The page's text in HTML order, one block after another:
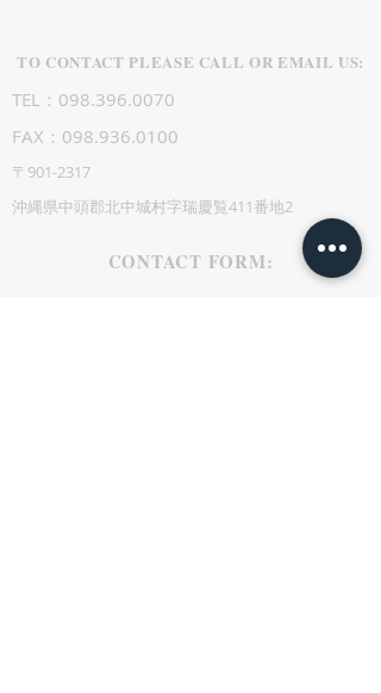
ね。...
TO CONTACT PLEASE CALL OR EMAIL US:
TEL：098.396.0070
FAX：098.936.0100
〒901-2317
沖縄県中頭郡北中城村字瑞慶覧411番地2
CONTACT FORM: